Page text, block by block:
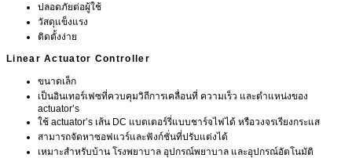
ปลอดภัยต่อผู้ใช้
วัสดุแข็งแรง
ติดตั้งง่าย
Linear Actuator Controller
ขนาดเล็ก
เป็นอินเทอร์เฟซที่ควบคุมวิถีการเคลื่อนที่ ความเร็ว และตำแหน่งของ
actuator’s
ใช้ actuator’s เส้น DC แบตเตอร์รี่แบบชาร์จไฟได้ หรือวงจรเรียงกระแส
สามารถจัดหาซอฟแวร์และฟังก์ชั่นที่ปรับแต่งได้
เหมาะสำหรับบ้าน โรงพยาบาล อุปกรณ์พยาบาล และอุปกรณ์อัตโนมัติ